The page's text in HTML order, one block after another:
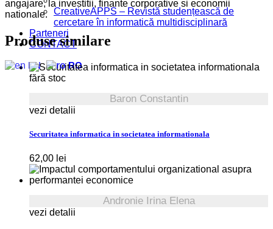
CreativeAPPS – Revistă studențească de
cercetare în informatică multidisciplinară
Parteneri
CONTACT
EN RO
angajare, la investitii, finante corporative si economii
nationale.
Produse similare
fără stoc
Baron Constantin
vezi detalii
Securitatea informatica in societatea informationala
62,00 lei
Andronie Irina Elena
vezi detalii